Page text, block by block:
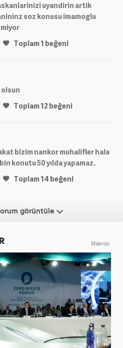
uyandirin artik
soz konusu imamoglu
Toplam1 beğeni
olsun
Toplam12 beğeni
bizim nankor muhalifler hala
konutu 50 yılda yapamaz.
Toplam14 beğeni
görüntüle
Makroo